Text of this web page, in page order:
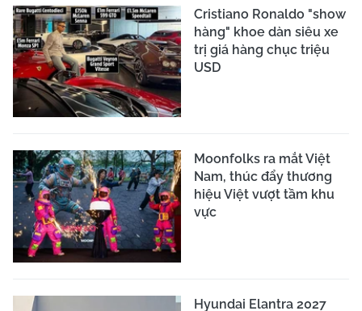
Cristiano Ronaldo "show
hàng" khoe dàn siêu xe
trị giá hàng chục triệu
USD
Moonfolks ra mắt Việt
Nam, thúc đẩy thương
hiệu Việt vượt tầm khu
vực
Hyundai Elantra 2027